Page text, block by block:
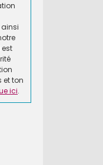
et ton
ici.